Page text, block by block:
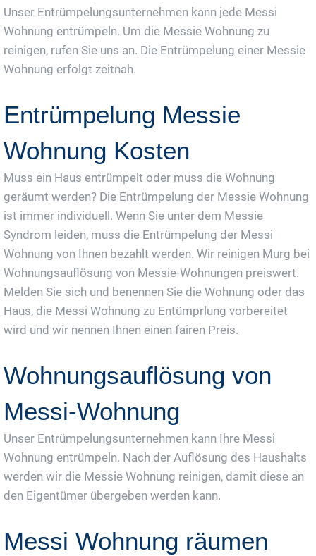
Unser Entrümpelungsunternehmen kann jede Messi
Wohnung entrümpeln. Um die Messie Wohnung zu
reinigen, rufen Sie uns an. Die Entrümpelung einer Messie
Wohnung erfolgt zeitnah.
Entrümpelung Messie
Wohnung Kosten
Muss ein Haus entrümpelt oder muss die Wohnung
geräumt werden? Die Entrümpelung der Messie Wohnung
ist immer individuell. Wenn Sie unter dem Messie
Syndrom leiden, muss die Entrümpelung der Messi
Wohnung von Ihnen bezahlt werden. Wir reinigen Murg bei
Wohnungsauflösung von Messie-Wohnungen preiswert.
Melden Sie sich und benennen Sie die Wohnung oder das
Haus, die Messi Wohnung zu Entümprlung vorbereitet
wird und wir nennen Ihnen einen fairen Preis.
Wohnungsauflösung von
Messi-Wohnung
Unser Entrümpelungsunternehmen kann Ihre Messi
Wohnung entrümpeln. Nach der Auflösung des Haushalts
werden wir die Messie Wohnung reinigen, damit diese an
den Eigentümer übergeben werden kann.
Messi Wohnung räumen